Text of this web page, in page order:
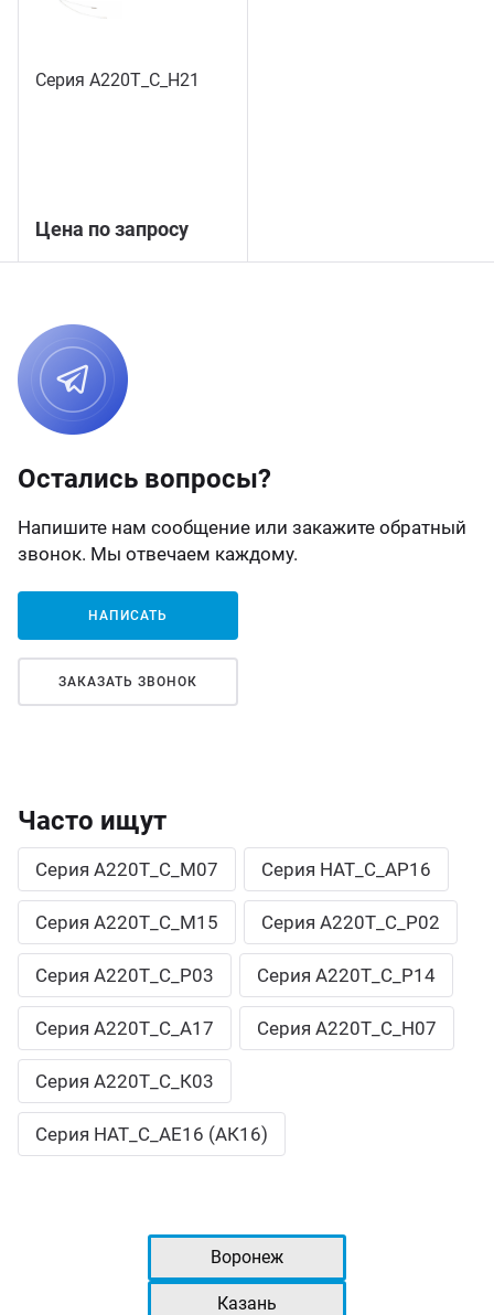
Серия А220Т_С_Н21
Цена по запросу
Остались вопросы?
Напишите нам сообщение или закажите обратный
звонок. Мы отвечаем каждому.
НАПИСАТЬ
ЗАКАЗАТЬ ЗВОНОК
Часто ищут
Серия А220Т_С_М07 Серия НАТ_С_АР16
Серия А220Т_С_М15 Серия А220Т_С_Р02
Серия А220Т_С_Р03 Серия А220Т_С_Р14
Cерия А220Т_С_А17 Серия А220Т_С_Н07
Серия А220Т_С_К03
Серия НАТ_С_АЕ16 (АК16)
Воронеж
Казань